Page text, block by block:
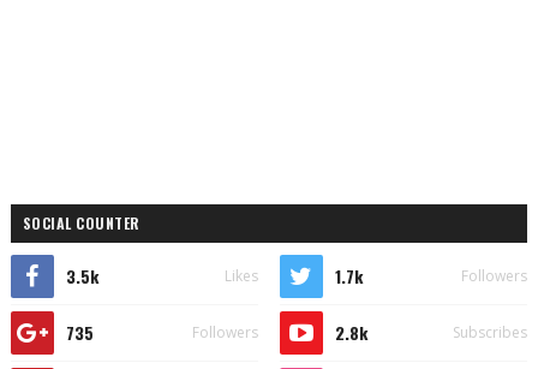
SOCIAL COUNTER
3.5k Likes 1.7k Followers
735 Followers 2.8k Subscribes